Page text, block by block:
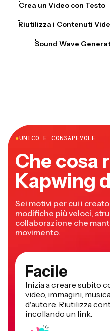
Crea un Video con Testo
Riutilizza i Contenuti
Sound Wave
●UNICO E CONSAPEVOLE
Che cosa
Kapwing
Sei motivi per cui i
modifiche più veloci,
collaborazione che
movimento.
Facile
Inizia a creare subito
video, immagini,
d'autore. Riutilizza
incollando un link.